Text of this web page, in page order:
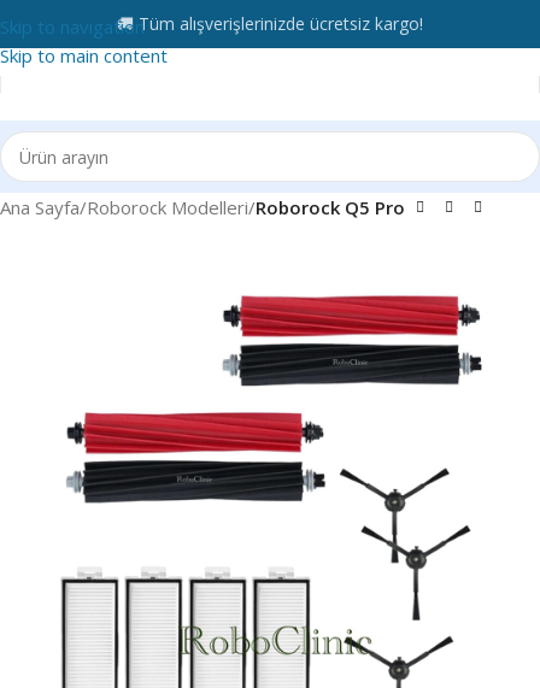
Skip to navigation
Skip to main content
🚚 Tüm alışverişlerinizde ücretsiz kargo!
Ana Sayfa Roborock Modelleri Roborock Q5 Pro